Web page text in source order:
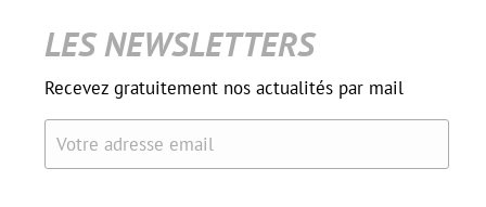
LES NEWSLETTERS
Recevez gratuitement nos actualités par mail
Votre adresse email